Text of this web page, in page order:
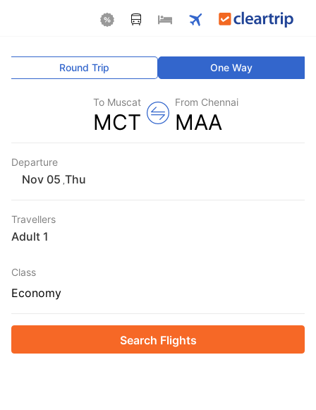
One Way
Round Trip
From Chennai
MAA
To Muscat
MCT
Departure
Thu
Travellers
1 Adult
Class
Economy